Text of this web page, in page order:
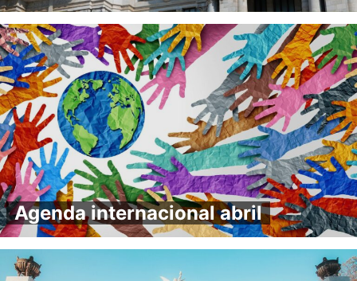
Agenda internacional abril